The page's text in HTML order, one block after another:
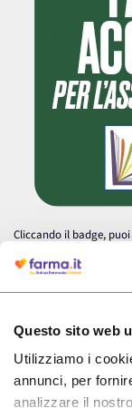
Questo sito web
Utilizziamo i
annunci, per
analizzare il
Cliccando il badge,
autorizzata dal
medicinali.